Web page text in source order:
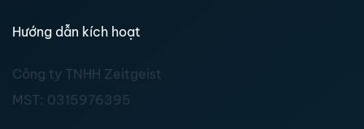
Hướng dẫn kích hoạt
Công ty TNHH Zeitgeist
MST: 0315976395